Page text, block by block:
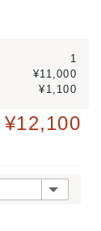
1
¥11,000
¥1,100
¥12,100